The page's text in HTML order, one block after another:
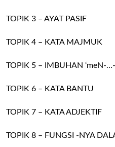
TOPIK 3 – AYAT PASIF
TOPIK 4 – KATA MAJMUK
TOPIK 5 – IMBUHAN ‘meN-
TOPIK 6 – KATA BANTU
TOPIK 7 – KATA ADJEKTIF
TOPIK 8 – FUNGSI -NYA